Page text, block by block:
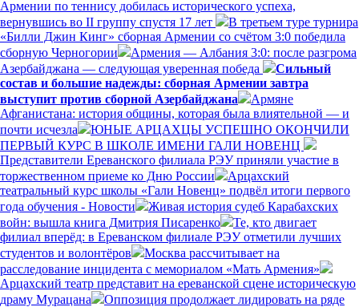
Армении по теннису добилась исторического успеха,
вернувшись во II группу спустя 17 лет
В третьем туре турнира
«Билли Джин Кинг» сборная Армении со счётом 3:0 победила
сборную Черногории
Армения — Албания 3:0: после разгрома
Азербайджана — следующая уверенная победа
Сильный
состав и большие надежды: сборная Армении завтра
выступит против сборной Азербайджана
Армяне
Афганистана: история общины, которая была влиятельной — и
почти исчезла
ЮНЫЕ АРЦАХЦЫ УСПЕШНО ОКОНЧИЛИ
ПЕРВЫЙ КУРС В ШКОЛЕ ИМЕНИ ГАЛИ НОВЕНЦ
Представители Ереванского филиала РЭУ приняли участие в
торжественном приеме ко Дню России
Арцахский
театральный курс школы «Гали Новенц» подвёл итоги первого
года обучения - Новости
Живая история судеб Карабахских
войн: вышла книга Дмитрия Писаренко
Те, кто двигает
филиал вперёд: в Ереванском филиале РЭУ отметили лучших
студентов и волонтёров
Москва рассчитывает на
расследование инцидента с мемориалом «Мать Армения»
Арцахский театр представит на ереванской сцене историческую
драму Мурацана
Оппозиция продолжает лидировать на ряде